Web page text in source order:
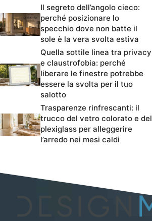
Il segreto dell’angolo cieco:
perché posizionare lo
specchio dove non batte il
sole è la vera svolta estiva
Quella sottile linea tra privacy
e claustrofobia: perché
liberare le finestre potrebbe
essere la svolta per il tuo
salotto
Trasparenze rinfrescanti: il
trucco del vetro colorato e del
plexiglass per alleggerire
l’arredo nei mesi caldi